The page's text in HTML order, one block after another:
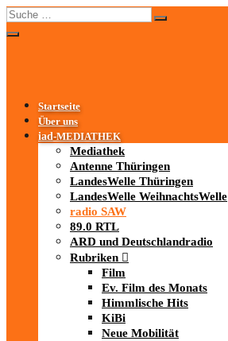
Startseite
Über uns
iad-MEDIATHEK
Mediathek
Antenne Thüringen
LandesWelle Thüringen
LandesWelle WeihnachtsWelle
radio SAW
89.0 RTL
ARD und Deutschlandradio
Rubriken
Film
Ev. Film des Monats
Himmlische Hits
KiBi
Neue Mobilität